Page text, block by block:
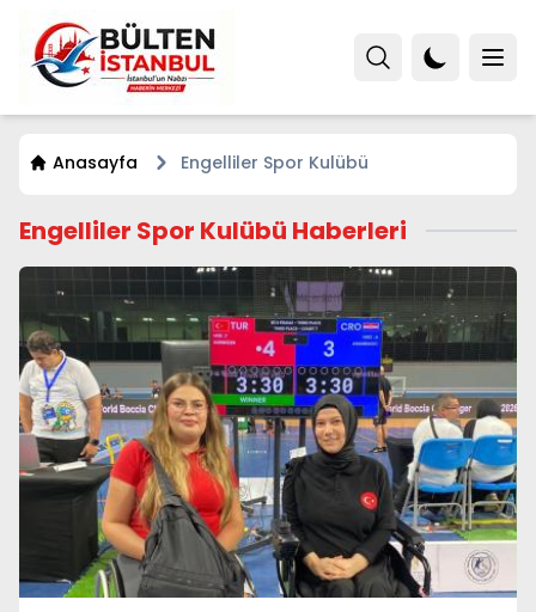
Anasayfa Engelliler Spor Kulübü
Engelliler Spor Kulübü Haberleri